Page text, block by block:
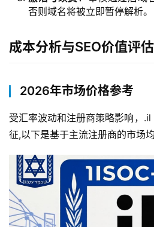
否则域名将被立即暂停解析。
成本分析与SEO价值评估
2026年市场价格参考
受汇率波动和注册商策略影响，
征,以下是基于主流注册商的市场均